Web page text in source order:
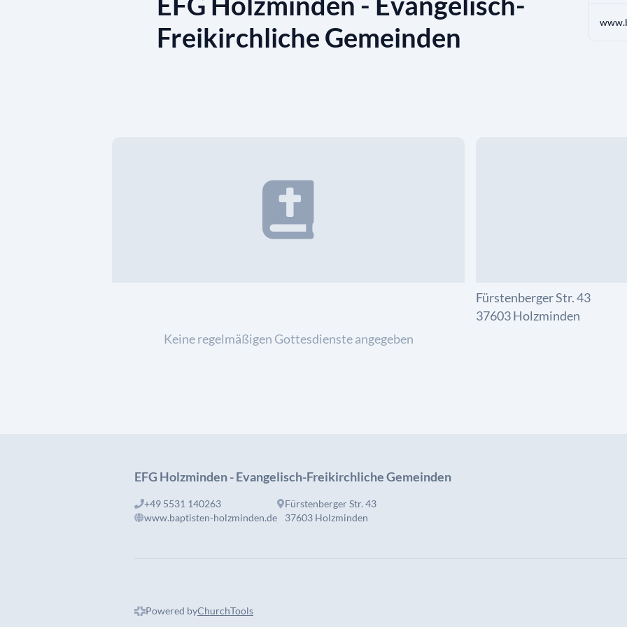
Freikirchliche Gemeinden
Keine regelmäßigen Gottesdienste angegeben
Fürstenberger Str. 43
37603 Holzminden
EFG Holzminden - Evangelisch-Freikirchliche Gemeinden
+49 5531 140263
www.baptisten-holzminden.de
Fürstenberger Str. 43
37603 Holzminden
Powered byChurchTools